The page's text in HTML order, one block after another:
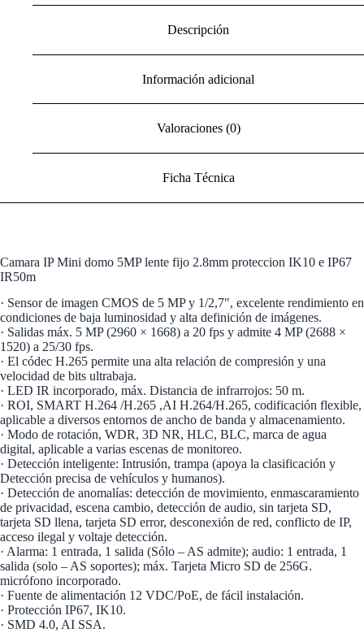
Descripción
Información adicional
Valoraciones (0)
Ficha Técnica
Camara IP Mini domo 5MP lente fijo 2.8mm proteccion IK10 e IP67
IR50m
· Sensor de imagen CMOS de 5 MP y 1/2,7″, excelente rendimiento en
condiciones de baja luminosidad y alta definición de imágenes.
· Salidas máx. 5 MP (2960 × 1668) a 20 fps y admite 4 MP (2688 ×
1520) a 25/30 fps.
· El códec H.265 permite una alta relación de compresión y una
velocidad de bits ultrabaja.
· LED IR incorporado, máx. Distancia de infrarrojos: 50 m.
· ROI, SMART H.264 /H.265 ,AI H.264/H.265, codificación flexible,
aplicable a diversos entornos de ancho de banda y almacenamiento.
· Modo de rotación, WDR, 3D NR, HLC, BLC, marca de agua
digital, aplicable a varias escenas de monitoreo.
· Detección inteligente: Intrusión, trampa (apoya la clasificación y
Detección precisa de vehículos y humanos).
· Detección de anomalías: detección de movimiento, enmascaramiento
de privacidad, escena cambio, detección de audio, sin tarjeta SD,
tarjeta SD llena, tarjeta SD error, desconexión de red, conflicto de IP,
acceso ilegal y voltaje detección.
· Alarma: 1 entrada, 1 salida (Sólo – AS admite); audio: 1 entrada, 1
salida (solo – AS soportes); máx. Tarjeta Micro SD de 256G.
micrófono incorporado.
· Fuente de alimentación 12 VDC/PoE, de fácil instalación.
· Protección IP67, IK10.
· SMD 4.0, AI SSA.